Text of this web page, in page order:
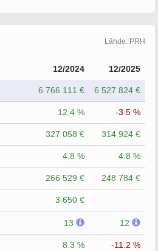
Lähde: PRH
12/2024 12/2025
6 766 111 € 6 527 824 €
12.4 % -3.5 %
327 058 € 314 924 €
4.8 % 4.8 %
266 529 € 248 784 €
3 650 €
13 12
8.3 % -11.2 %